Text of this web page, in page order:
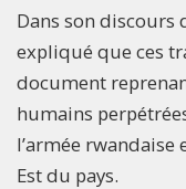
Dans son discours
expliqué que ces
document
humains
l’armée
Est du pays.